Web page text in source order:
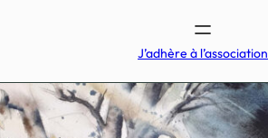
J’adhère à l’association